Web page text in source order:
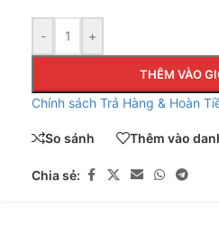
- +
THÊM VÀO
Chính sách Trả Hàng & Hoàn
So sánh Thêm vào
Chia sẻ: